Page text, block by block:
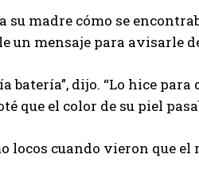
madre cómo se
un mensaje para avisarle
dijo. “Lo hice para
que el color de su piel
locos cuando vieron que el